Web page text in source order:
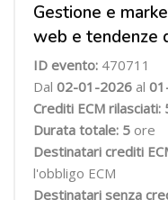
Gestione e
web e tendenze
ID evento: 470711
Dal 02-01-2026 al
Crediti ECM rilasciati:
Durata totale: 5 ore
Destinatari crediti
l'obbligo ECM
Destinatari senza